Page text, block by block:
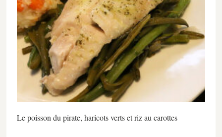
Le poisson du pirate, haricots verts et riz au carottes